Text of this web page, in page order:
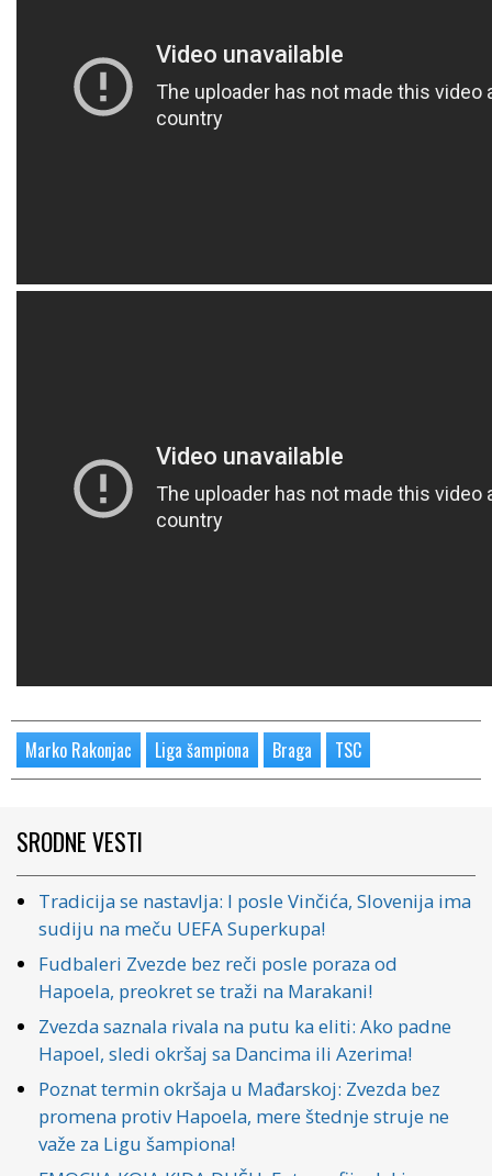
Marko Rakonjac Liga šampiona Braga TSC
SRODNE VESTI
Tradicija se nastavlja: I posle Vinčića, Slovenija ima
sudiju na meču UEFA Superkupa!
Fudbaleri Zvezde bez reči posle poraza od
Hapoela, preokret se traži na Marakani!
Zvezda saznala rivala na putu ka eliti: Ako padne
Hapoel, sledi okršaj sa Dancima ili Azerima!
Poznat termin okršaja u Mađarskoj: Zvezda bez
promena protiv Hapoela, mere štednje struje ne
važe za Ligu šampiona!